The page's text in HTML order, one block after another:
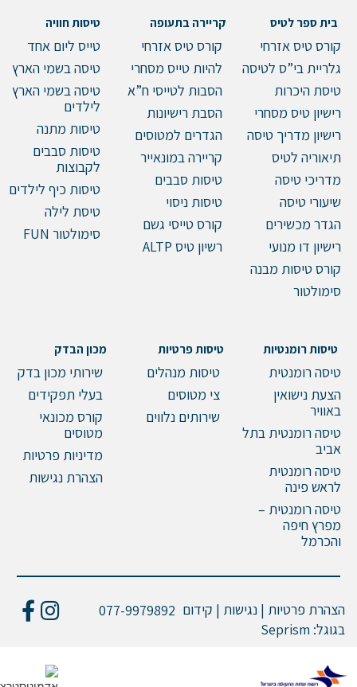
בית ספר לטיס
קורס טיס אזרחי
גלריית בי”ס לטיסה
טיסת היכרות
רישיון טיס מסחרי
רישיון מדריך טיסה
תיאוריה לטיס
מדריכי טיסה
שיעורי טיסה
הגדר מכשירים
רישיון דו מנועי
קורס טיסות מבנה
סימולטור
קריירה בתעופה
קורס טיס אזרחי
להיות טייס מסחרי
הסבות לטייסי ח”א
הסבת רישיונות
הגדרים למטוסים
קריירה במונאייר
טיסות סבבים
טיסות ניסוי
קורס טייסי גשם
רשיון טיס ALTP
טיסות חוויה
טייס ליום אחד
טיסה בשמי הארץ
טיסה בשמי הארץ
לילדים
טיסות מתנה
טיסות סבבים
לקבוצות
טיסות כיף לילדים
טיסת לילה
סימולטור FUN
טיסות רומנטיות
טיסה רומנטית
הצעת נישואין
באוויר
טיסה רומנטית בתל
אביב
טיסה רומנטית
לראש פינה
טיסה רומנטית –
מפרץ חיפה
והכרמל
טיסות פרטיות
טיסות מנהלים
צי מטוסים
שירותים נלווים
מכון הבדק
שירותי מכון בדק
בעלי תפקידים
קורס מכונאי
מטוסים
מדיניות פרטיות
הצהרת נגישות
הצהרת פרטיות | נגישות | קידום
בגוגל: Seprism
077-9979892
שלח הודעה